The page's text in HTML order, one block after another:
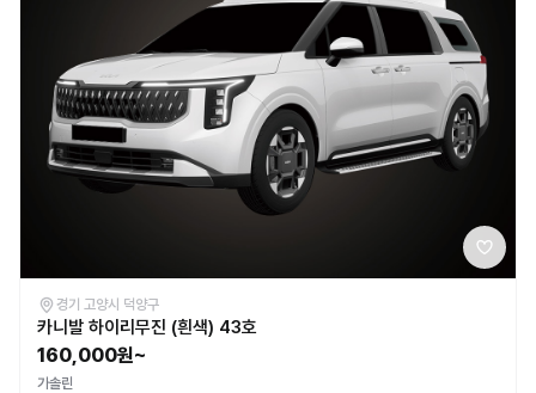
경기 고양시 덕양구
카니발 하이리무진 (흰색) 43호
160,000원~
가솔린